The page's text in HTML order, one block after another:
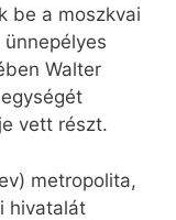
be a moszkvai
Walter
vett részt.
metropolita,
hivatalát